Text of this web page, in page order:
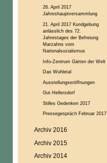
26. April 2017
Jahreshauptversammlung
21. April 2017 Kundgebung
anlässlich des 72.
Jahrestages der Befreiung
Marzahns vom
Nationalsozialismus
Info-Zentrum Gärten der Welt
Das Wuhletal
Ausstellungseröffnungen
Gut Hellersdorf
Stilles Gedenken 2017
Pressegespräch Februar 2017
Archiv 2016
Archiv 2015
Archiv 2014